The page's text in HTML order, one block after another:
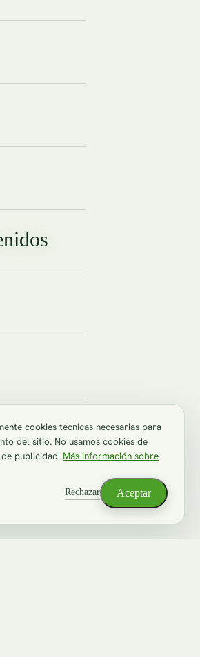
cookies técnicas necesarias para
del sitio. No usamos cookies de
publicidad. Más información sobre
Rechazar Aceptar